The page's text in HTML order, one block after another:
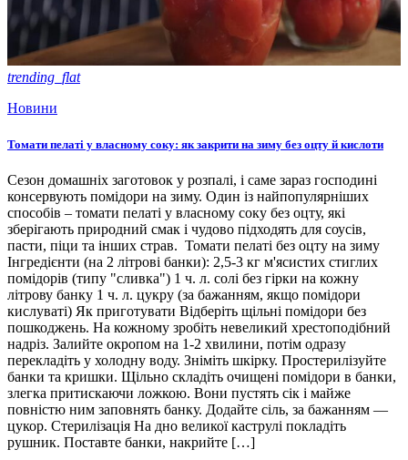
trending_flat
Новини
Томати пелаті у власному соку: як закрити на зиму без оцту й кислоти
Сезон домашніх заготовок у розпалі, і саме зараз господині
консервують помідори на зиму. Один із найпопулярніших
способів – томати пелаті у власному соку без оцту, які
зберігають природний смак і чудово підходять для соусів,
пасти, піци та інших страв. Томати пелаті без оцту на зиму
Інгредієнти (на 2 літрові банки): 2,5-3 кг м'ясистих стиглих
помідорів (типу "сливка") 1 ч. л. солі без гірки на кожну
літрову банку 1 ч. л. цукру (за бажанням, якщо помідори
кислуваті) Як приготувати Відберіть щільні помідори без
пошкоджень. На кожному зробіть невеликий хрестоподібний
надріз. Залийте окропом на 1-2 хвилини, потім одразу
перекладіть у холодну воду. Зніміть шкірку. Простерилізуйте
банки та кришки. Щільно складіть очищені помідори в банки,
злегка притискаючи ложкою. Вони пустять сік і майже
повністю ним заповнять банку. Додайте сіль, за бажанням —
цукор. Стерилізація На дно великої каструлі покладіть
рушник. Поставте банки, накрийте […]